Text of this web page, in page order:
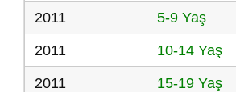
2011 5-9 Yaş
2011 10-14 Yaş
2011 15-19 Yaş